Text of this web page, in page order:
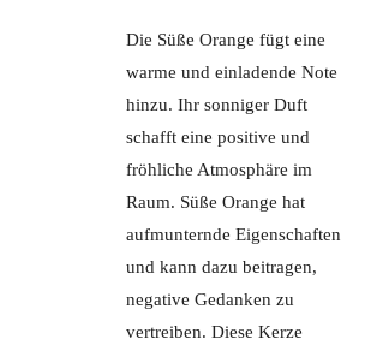
Die Süße Orange fügt eine
warme und einladende Note
hinzu. Ihr sonniger Duft
schafft eine positive und
fröhliche Atmosphäre im
Raum. Süße Orange hat
aufmunternde Eigenschaften
und kann dazu beitragen,
negative Gedanken zu
vertreiben. Diese Kerze